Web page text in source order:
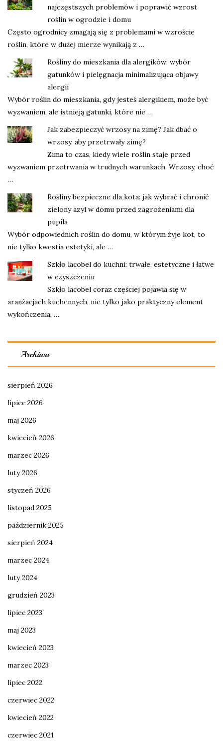
najczęstszych problemów i poprawić wzrost
roślin w ogrodzie i domu
Często ogrodnicy zmagają się z problemami w wzroście
roślin, które w dużej mierze wynikają z …
Rośliny do mieszkania dla alergików: wybór
gatunków i pielęgnacja minimalizująca objawy
alergii
Wybór roślin do mieszkania, gdy jesteś alergikiem, może być
wyzwaniem, ale istnieją gatunki, które nie …
Jak zabezpieczyć wrzosy na zimę? Jak dbać o
wrzosy, aby przetrwały zimę?
Zima to czas, kiedy wiele roślin staje przed
wyzwaniem przetrwania w trudnych warunkach. Wrzosy, choć
…
Rośliny bezpieczne dla kota: jak wybrać i chronić
zielony azyl w domu przed zagrożeniami dla
pupila
Wybór odpowiednich roślin do domu, w którym żyje kot, to
nie tylko kwestia estetyki, ale …
Szkło lacobel do kuchni: trwałe, estetyczne i łatwe
w czyszczeniu
Szkło lacobel coraz częściej pojawia się w
aranżacjach kuchennych, nie tylko jako praktyczny element
wykończenia, …
Archiwa
sierpień 2026
lipiec 2026
maj 2026
kwiecień 2026
marzec 2026
luty 2026
styczeń 2026
listopad 2025
październik 2025
sierpień 2024
marzec 2024
luty 2024
grudzień 2023
lipiec 2023
maj 2023
kwiecień 2023
marzec 2023
lipiec 2022
czerwiec 2022
kwiecień 2022
czerwiec 2021